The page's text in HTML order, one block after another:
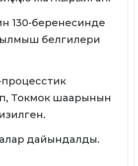
130-беренесинде
кылмыш белгилери
процесстик
Токмок шаарынын
дайындалды.